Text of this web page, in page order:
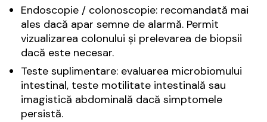
Endoscopie / colonoscopie: recomandată mai
ales dacă apar semne de alarmă. Permit
vizualizarea colonului și prelevarea de biopsii
dacă este necesar.
Teste suplimentare: evaluarea microbiomului
intestinal, teste motilitate intestinală sau
imagistică abdominală dacă simptomele
persistă.